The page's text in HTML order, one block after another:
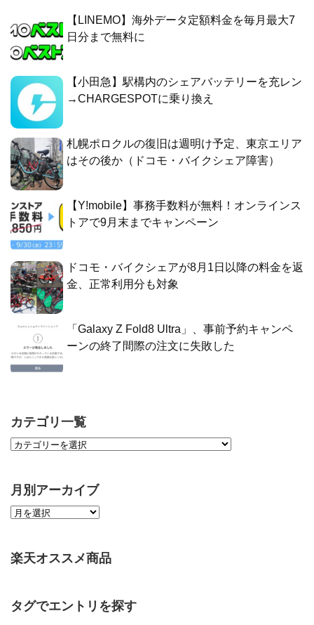
【LINEMO】海外データ定額料金を毎月最大7
日分まで無料に
【小田急】駅構内のシェアバッテリーを充レン
→CHARGESPOTに乗り換え
札幌ポロクルの復旧は週明け予定、東京エリア
はその後か（ドコモ・バイクシェア障害）
【Y!mobile】事務手数料が無料！オンラインス
トアで9月末までキャンペーン
ドコモ・バイクシェアが8月1日以降の料金を返
金、正常利用分も対象
「Galaxy Z Fold8 Ultra」、事前予約キャンペ
ーンの終了間際の注文に失敗した
カテゴリ一覧
月別アーカイブ
楽天オススメ商品
タグでエントリを探す